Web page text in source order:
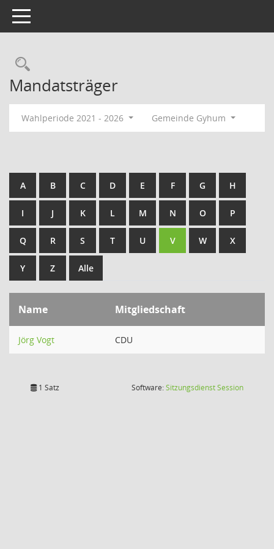
Toggle navigation
Rechercheauswahl
Mandatsträger
Wahlperiode 2021 - 2026 Gemeinde Gyhum
A B C D E F G H
I J K L M N O P
Q R S T U V W X
Y Z Alle
Name Mitgliedschaft
Jörg Vogt CDU
1 Satz Software:SitzungsdienstSession(Wird in